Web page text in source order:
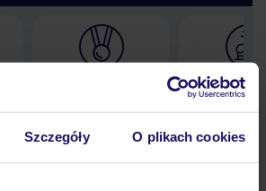
Szczegóły O plikach cookies
30 lat w